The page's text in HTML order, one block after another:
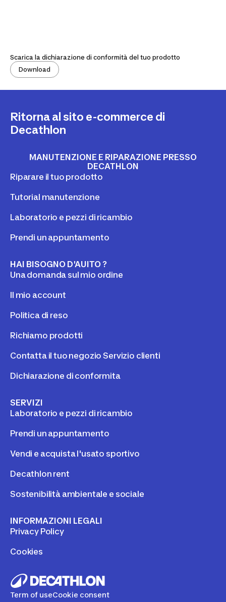
Scarica la dichiarazione di conformità del tuo prodotto
Download
Ritorna al sito e-commerce di
Decathlon
MANUTENZIONE E RIPARAZIONE PRESSO
DECATHLON
Riparare il tuo prodotto
Tutorial manutenzione
Laboratorio e pezzi di ricambio
Prendi un appuntamento
HAI BISOGNO D'AUITO ?
Una domanda sul mio ordine
Il mio account
Politica di reso
Richiamo prodotti
Contatta il tuo negozio Servizio clienti
Dichiarazione di conformita
SERVIZI
Laboratorio e pezzi di ricambio
Prendi un appuntamento
Vendi e acquista l'usato sportivo
Decathlon rent
Sostenibilità ambientale e sociale
INFORMAZIONI LEGALI
Privacy Policy
Cookies
Term of useCookie consent